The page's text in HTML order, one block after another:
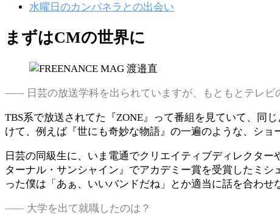
水曜日のカンパネラとの出会い
まずはCMの世界に
日芸の放送学科を出られていますが、もともとテレ
TBS系で放送されてた『ZONE』って番組を見ていて、同
けて、例えば『世にも奇妙な物語』の一遍のような、ショ
日芸の同級生に、いま電通でクリエイティブディレクター
ターナル・サンシャイン』でアカデミー賞を受賞したミ
った僕は「あぁ、いいバンドだね」とか適当に話を合わ
大学を出て就職したのは？